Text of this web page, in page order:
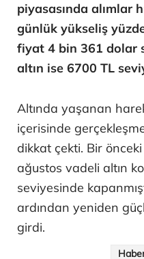
piyasasında alımlar
günlük yükseliş
fiyat 4 bin 361 dolar
altın ise 6700 TL
Altında yaşanan
içerisinde
dikkat çekti. Bir
ağustos vadeli altın
seviyesinde
ardından yeniden
girdi.